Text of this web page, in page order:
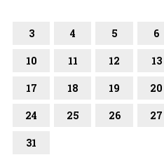
3 4 5 6
10 11 12 13
17 18 19 20
24 25 26 27
31